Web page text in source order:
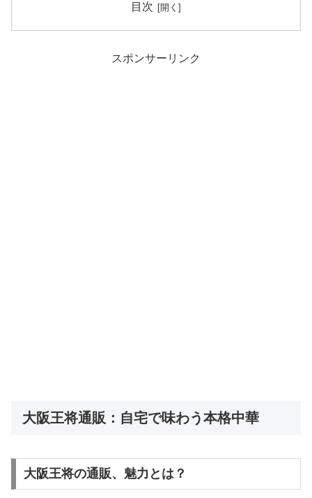
目次
スポンサーリンク
大阪王将通販：自宅で味わう本格中華
大阪王将の通販、魅力とは？